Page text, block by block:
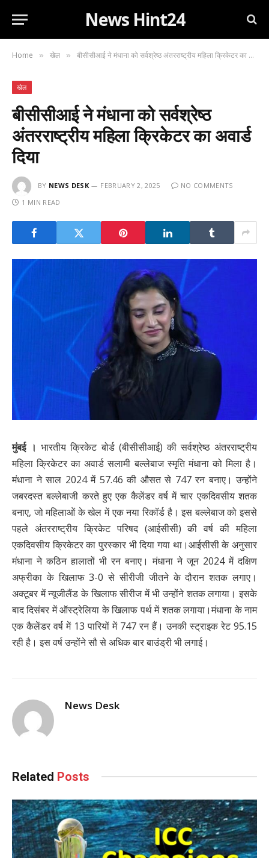
News Hint24
Home » खेल » बीसीसीआई ने मंधाना को सर्वश्रेष्ठ अंतरराष्ट्रीय महिला क्रिकेटर का अवार्ड दिया
खेल
बीसीसीआई ने मंधाना को सर्वश्रेष्ठ
अंतरराष्ट्रीय महिला क्रिकेटर का अवार्ड
दिया
BY NEWS DESK FEBRUARY 2, 2025
NO COMMENTS
1 MIN READ
मुंबई ।भारतीय क्रिकेट बोर्ड (बीसीसीआई) की सर्वश्रेष्ठ अंतरराष्ट्रीय
महिला क्रिकेटर का अवार्ड सलामी बल्लेबाज स्मृति मंधाना को मिला है।
मंधाना ने साल 2024 में 57.46 की औसत से 747 रन बनाए। उन्होंने
जबरदस्त बल्लेबाजी करते हुए एक कैलेंडर वर्ष में चार एकदिवसीय शतक
बनाए, जो महिलाओं के खेल में एक नया रिकॉर्ड है। इस बल्लेबाज को इससे
पहले अंतरराष्ट्रीय क्रिकेट परिषद (आईसीसी) की वर्ष की महिला
एकदिवसीय क्रिकेटर का पुरस्कार भी दिया गया था।आईसीसी के अनुसार
मंधाना ने कठिन हालातों भी रन बनाए। मंधाना ने जून 2024 में दक्षिण
अफ्रीका के खिलाफ 3-0 से सीरीजी जीतने के दौरान शतक लगाए।
अक्टूबर में न्यूजीलैंड के खिलाफ सीरीज में भी उन्होंने शतक लगाया। इसके
बाद दिसंबर में ऑस्ट्रेलिया के खिलाफ पर्थ में शतक लगाया।मंधाना के नाम
एक कैलेंडर वर्ष में 13 पारियों में 747 रन हैं। उनकी स्ट्राइक रेट 95.15
रही है। इस वर्ष उन्होंने सौ से अधिक बार बाउंड्री भी लगाई।
News Desk
Related Posts